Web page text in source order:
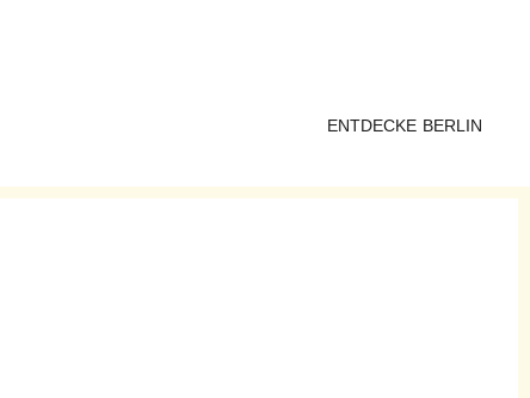
ENTDECKE BERLIN